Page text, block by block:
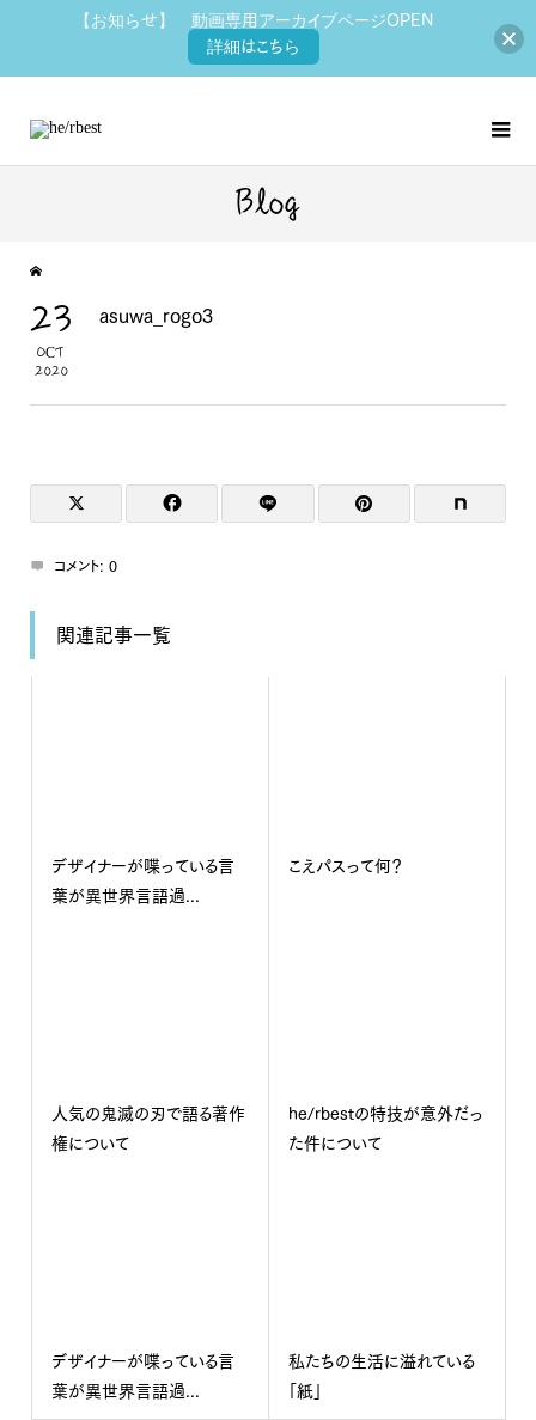
Blog
23
OCT
2020
asuwa_rogo3
コメント: 0
関連記事一覧
デザイナーが喋っている言
葉が異世界言語過...
こえパスって何？
人気の鬼滅の刃で語る著作
権について
he/rbestの特技が意外だっ
た件について
デザイナーが喋っている言
葉が異世界言語過...
私たちの生活に溢れている
「紙」
【お知らせ】 動画専用アーカイブページOPEN
詳細はこちら